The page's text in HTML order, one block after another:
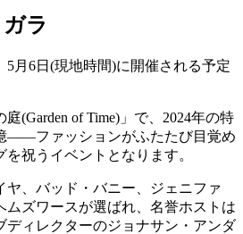
ラ
5月6日(現地時間)に開催される予定
(Garden of Time)」で、2024年の特
――ファッションがふたたび目覚め
祝うイベントとなります。
ヤ、バッド・バニー、ジェニファ
ムズワースが選ばれ、名誉ホストは
ディレクターのジョナサン・アンダ